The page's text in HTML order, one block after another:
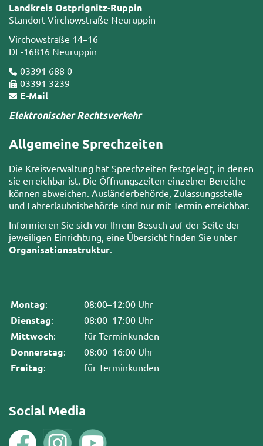
Landkreis Ostprignitz-Ruppin
Standort Virchowstraße Neuruppin
Virchowstraße 14–16
DE-16816 Neuruppin
03391 688 0
03391 3239
E-Mail
Elektronischer Rechtsverkehr
Allgemeine Sprechzeiten
Die Kreisverwaltung hat Sprechzeiten festgelegt, in denen
sie erreichbar ist. Die Öffnungszeiten einzelner Bereiche
können abweichen. Ausländerbehörde, Zulassungsstelle
und Fahrerlaubnisbehörde sind nur mit Termin erreichbar.
Informieren Sie sich vor Ihrem Besuch auf der Seite der
jeweiligen Einrichtung, eine Übersicht finden Sie unter
Organisationsstruktur
Montag: 08:00–12:00 Uhr
Dienstag: 08:00–17:00 Uhr
Mittwoch: für Terminkunden
Donnerstag: 08:00–16:00 Uhr
Freitag: für Terminkunden
Social Media